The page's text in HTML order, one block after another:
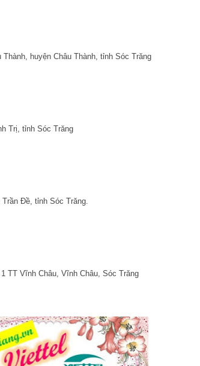
huyện Châu Thành, tỉnh Sóc Trăng
Trị, tỉnh Sóc Trăng
Đề, tỉnh Sóc Trăng.
TT Vĩnh Châu, Vĩnh Châu, Sóc Trăng